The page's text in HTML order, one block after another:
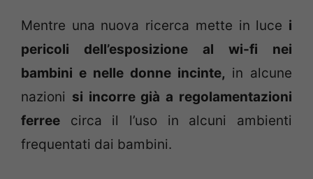
Mentre una nuova ricerca mette in luce i
pericoli dell’esposizione al wi-fi nei
bambini e nelle donne incinte, in alcune
nazioni si incorre già a regolamentazioni
ferree circa il l’uso in alcuni ambienti
frequentati dai bambini.